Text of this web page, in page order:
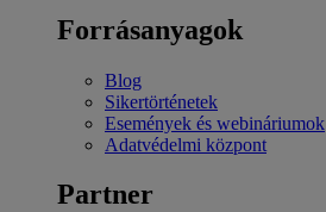
Forrásanyagok
Blog
Sikertörténetek
Események és webináriumok
Adatvédelmi központ
Partner